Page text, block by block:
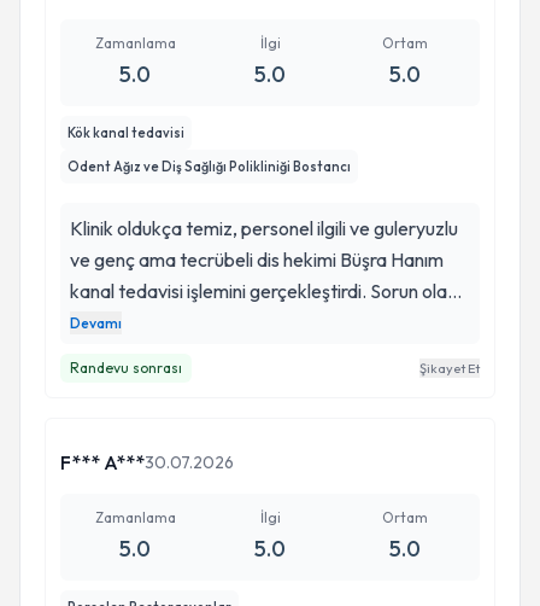
Zamanlama
5.0
İlgi
5.0
Ortam
5.0
Kök kanal tedavisi
Odent Ağız ve Diş Sağlığı Polikliniği Bostancı
Klinik oldukça temiz, personel ilgili ve guleryuzlu
ve genç ama tecrübeli dis hekimi Büşra Hanım
kanal tedavisi işlemini gerçekleştirdi. Sorun olan
diğer dişlerimi de bir program dahilinde tedavi
Devamı
Randevu sonrası Şikayet Et
F*** A***30.07.2026
Zamanlama
5.0
İlgi
5.0
Ortam
5.0